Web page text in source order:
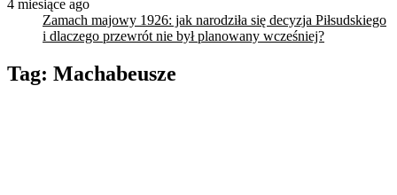
4 miesiące ago
Zamach majowy 1926: jak narodziła się decyzja Piłsudskiego
i dlaczego przewrót nie był planowany wcześniej?
Tag: Machabeusze